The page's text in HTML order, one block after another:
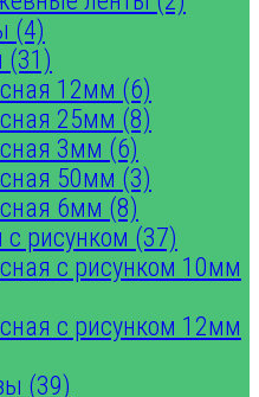
(4)
(31)
12мм (6)
25мм (8)
3мм (6)
50мм (3)
6мм (8)
с рисунком (37)
с рисунком 10мм
с рисунком 12мм
(39)